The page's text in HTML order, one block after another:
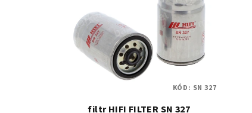
filtr HIFI FILTER SN 327
KÓD: SN 327